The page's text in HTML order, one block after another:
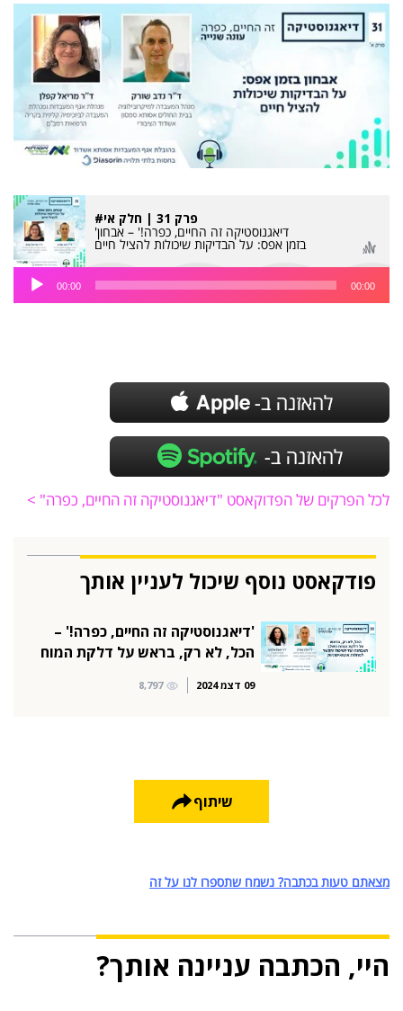
#פרק 31 | חלק אי
'דיאגנוסטיקה זה החיים, כפרה!' – אבחון
בזמן אפס: על הבדיקות שיכולות להציל חיים
אודיו
00:00 00:00
לכל הפרקים של הפדוקאסט "דיאגנוסטיקה זה החיים, כפרה" >
פודקאסט נוסף שיכול לעניין אותך
'דיאגנוסטיקה זה החיים, כפרה!' –
הכל, לא רק, בראש על דלקת המוח
09 דצמ 2024 8,797
שיתוף
מצאתם טעות בכתבה? נשמח שתספרו לנו על זה
היי, הכתבה עניינה אותך?